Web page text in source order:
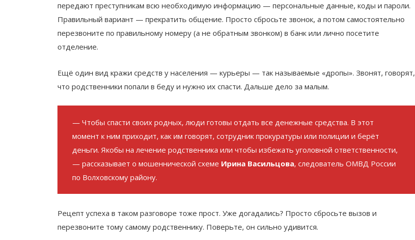
передают преступникам всю необходимую информацию — персональные данные, коды и пароли.
Правильный вариант — прекратить общение. Просто сбросьте звонок, а потом самостоятельно
перезвоните по правильному номеру (а не обратным звонком) в банк или лично посетите
отделение.
Ещё один вид кражи средств у населения — курьеры — так называемые «дропы». Звонят, говорят,
что родственники попали в беду и нужно их спасти. Дальше дело за малым.
— Чтобы спасти своих родных, люди готовы отдать все денежные средства. В этот
момент к ним приходит, как им говорят, сотрудник прокуратуры или полиции и берёт
деньги. Якобы на лечение родственника или чтобы избежать уголовной ответственности,
— рассказывает о мошеннической схеме Ирина Васильцова, следователь ОМВД России
по Волховскому району.
Рецепт успеха в таком разговоре тоже прост. Уже догадались? Просто сбросьте вызов и
перезвоните тому самому родственнику. Поверьте, он сильно удивится.